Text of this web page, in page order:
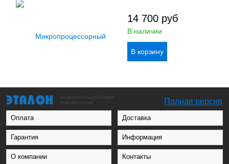
14 700 руб
В наличии
Полная версия
Оплата Доставка
Гарантия Информация
О компании Контакты